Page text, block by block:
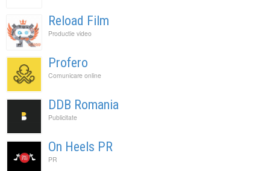
Reload Film
Productie video
Profero
Comunicare online
DDB Romania
Publicitate
On Heels PR
PR